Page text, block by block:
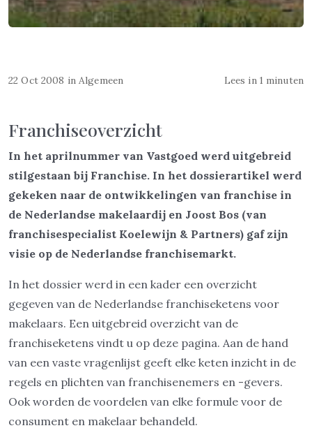
22 Oct 2008 inAlgemeen Lees in 1 minuten
Franchiseoverzicht
In het aprilnummer van Vastgoed werd uitgebreid
stilgestaan bij Franchise. In het dossierartikel werd
gekeken naar de ontwikkelingen van franchise in
de Nederlandse makelaardij en Joost Bos (van
franchisespecialist Koelewijn & Partners) gaf zijn
visie op de Nederlandse franchisemarkt.
In het dossier werd in een kader een overzicht
gegeven van de Nederlandse franchiseketens voor
makelaars. Een uitgebreid overzicht van de
franchiseketens vindt u op deze pagina. Aan de hand
van een vaste vragenlijst geeft elke keten inzicht in de
regels en plichten van franchisenemers en -gevers.
Ook worden de voordelen van elke formule voor de
consument en makelaar behandeld.